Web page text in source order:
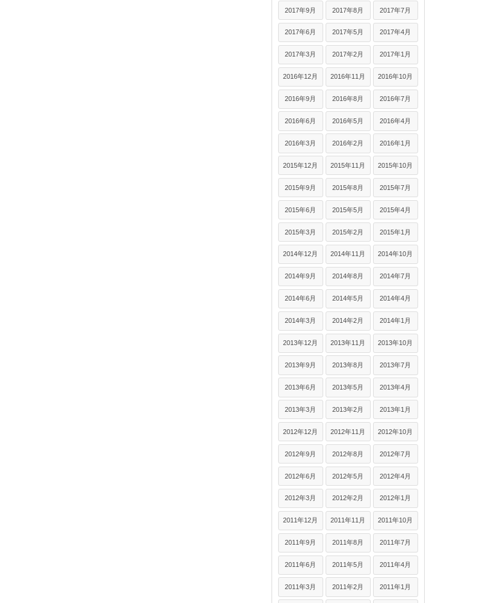
2017年9月 2017年8月 2017年7月
2017年6月 2017年5月 2017年4月
2017年3月 2017年2月 2017年1月
2016年12月 2016年11月 2016年10月
2016年9月 2016年8月 2016年7月
2016年6月 2016年5月 2016年4月
2016年3月 2016年2月 2016年1月
2015年12月 2015年11月 2015年10月
2015年9月 2015年8月 2015年7月
2015年6月 2015年5月 2015年4月
2015年3月 2015年2月 2015年1月
2014年12月 2014年11月 2014年10月
2014年9月 2014年8月 2014年7月
2014年6月 2014年5月 2014年4月
2014年3月 2014年2月 2014年1月
2013年12月 2013年11月 2013年10月
2013年9月 2013年8月 2013年7月
2013年6月 2013年5月 2013年4月
2013年3月 2013年2月 2013年1月
2012年12月 2012年11月 2012年10月
2012年9月 2012年8月 2012年7月
2012年6月 2012年5月 2012年4月
2012年3月 2012年2月 2012年1月
2011年12月 2011年11月 2011年10月
2011年9月 2011年8月 2011年7月
2011年6月 2011年5月 2011年4月
2011年3月 2011年2月 2011年1月